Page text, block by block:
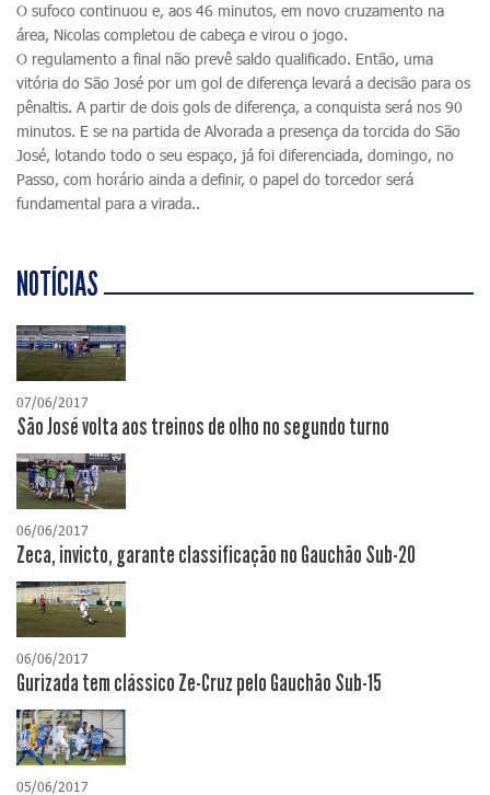
O sufoco continuou e, aos 46 minutos, em novo cruzamento na
área, Nicolas completou de cabeça e virou o jogo.
O regulamento a final não prevê saldo qualificado. Então, uma
vitória do São José por um gol de diferença levará a decisão para os
pênaltis. A partir de dois gols de diferença, a conquista será nos 90
minutos. E se na partida de Alvorada a presença da torcida do São
José, lotando todo o seu espaço, já foi diferenciada, domingo, no
Passo, com horário ainda a definir, o papel do torcedor será
fundamental para a virada..
NOTÍCIAS
07/06/2017
São José volta aos treinos de olho no segundo turno
06/06/2017
Zeca, invicto, garante classificação no Gauchão Sub-20
06/06/2017
Gurizada tem clássico Ze-Cruz pelo Gauchão Sub-15
05/06/2017